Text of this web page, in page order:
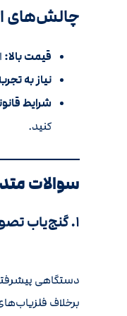
چالش‌های
قیمت بالا:
نیاز به
شرایط
کنید.
سوالات
۱. گنج‌یاب تصویری چیست؟
دستگاهی
برخلاف